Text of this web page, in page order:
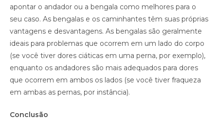
apontar o andador ou a bengala como melhores para o
seu caso. As bengalas e os caminhantes têm suas próprias
vantagens e desvantagens. As bengalas são geralmente
ideais para problemas que ocorrem em um lado do corpo
(se você tiver dores ciáticas em uma perna, por exemplo),
enquanto os andadores são mais adequados para dores
que ocorrem em ambos os lados (se você tiver fraqueza
em ambas as pernas, por instância).
Conclusão